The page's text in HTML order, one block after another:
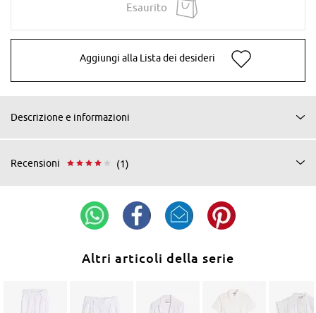
Esaurito
Aggiungi alla Lista dei desideri
Descrizione e informazioni
Recensioni (1)
Altri articoli della serie